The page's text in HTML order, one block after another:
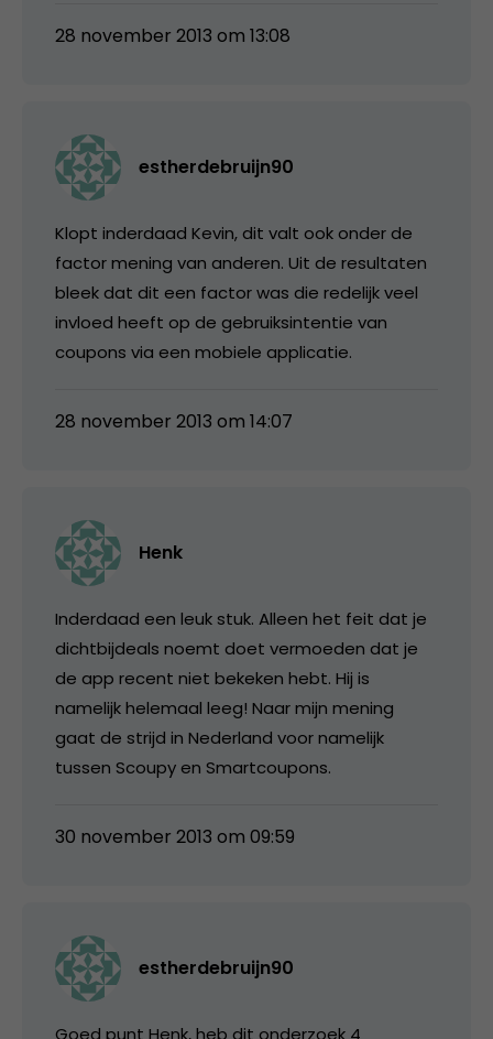
28 november 2013 om 13:08
estherdebruijn90
Klopt inderdaad Kevin, dit valt ook onder de
factor mening van anderen. Uit de resultaten
bleek dat dit een factor was die redelijk veel
invloed heeft op de gebruiksintentie van
coupons via een mobiele applicatie.
28 november 2013 om 14:07
Henk
Inderdaad een leuk stuk. Alleen het feit dat je
dichtbijdeals noemt doet vermoeden dat je
de app recent niet bekeken hebt. Hij is
namelijk helemaal leeg! Naar mijn mening
gaat de strijd in Nederland voor namelijk
tussen Scoupy en Smartcoupons.
30 november 2013 om 09:59
estherdebruijn90
Goed punt Henk, heb dit onderzoek 4